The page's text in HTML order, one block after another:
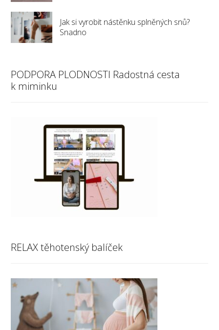
Jak si vyrobit nástěnku splněných snů?
Snadno
PODPORA PLODNOSTI Radostná cesta
k miminku
RELAX těhotenský balíček